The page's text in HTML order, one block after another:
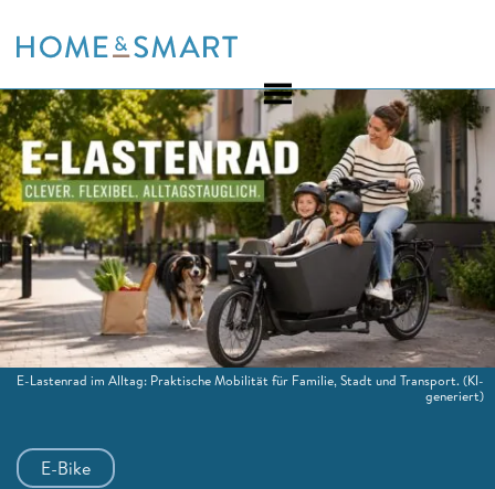
to
E-Bike
E-Lastenrad im Alltag: Praktische Mobilität für Familie, Stadt und Transport.(KI-
generiert)